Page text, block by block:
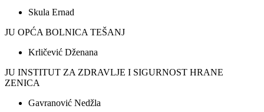
Skula Ernad
JU OPĆA BOLNICA TEŠANJ
Krličević Dženana
JU INSTITUT ZA ZDRAVLJE I SIGURNOST HRANE
ZENICA
Gavranović Nedžla